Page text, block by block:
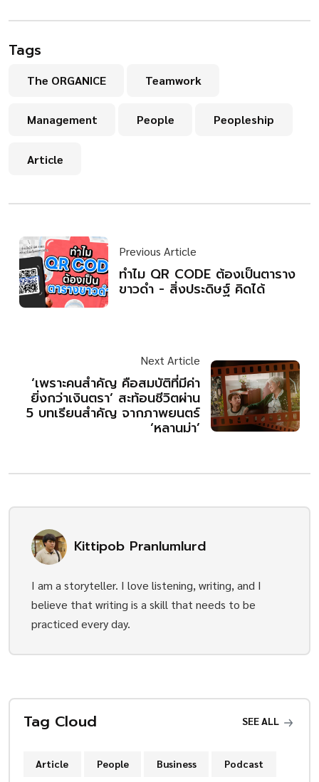
Tags
The ORGANICE Teamwork
Management People Peopleship
Article
Previous Article
ทำไม QR CODE ต้องเป็นตาราง
ขาวดำ - สิ่งประดิษฐ์ คิดได้
Next Article
‘เพราะคนสำคัญ คือสมบัติที่มีค่า
ยิ่งกว่าเงินตรา’ สะท้อนชีวิตผ่าน
5 บทเรียนสำคัญ จากภาพยนตร์
‘หลานม่า’
Kittipob Pranlumlurd
I am a storyteller. I love listening, writing, and I
believe that writing is a skill that needs to be
practiced every day.
Tag Cloud SEE ALL
Article People Business Podcast